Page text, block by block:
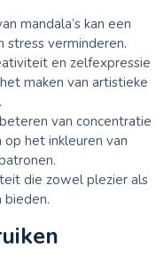
mandala’s kan een
stress verminderen.
en zelfexpressie
maken van artistieke
van concentratie
het inkleuren van
die zowel plezier als
bieden.